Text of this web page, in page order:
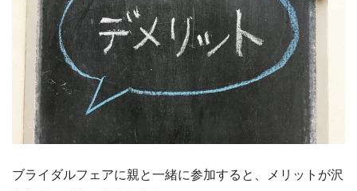
ブライダルフェアに親と一緒に参加すると、メリットが沢